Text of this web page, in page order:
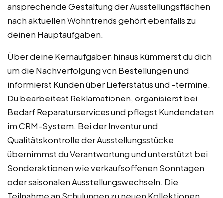
ansprechende Gestaltung der Ausstellungsflächen
nach aktuellen Wohntrends gehört ebenfalls zu
deinen Hauptaufgaben.
Über deine Kernaufgaben hinaus kümmerst du dich
um die Nachverfolgung von Bestellungen und
informierst Kunden über Lieferstatus und -termine.
Du bearbeitest Reklamationen, organisierst bei
Bedarf Reparaturservices und pflegst Kundendaten
im CRM-System. Bei der Inventur und
Qualitätskontrolle der Ausstellungsstücke
übernimmst du Verantwortung und unterstützt bei
Sonderaktionen wie verkaufsoffenen Sonntagen
oder saisonalen Ausstellungswechseln. Die
Teilnahme an Schulungen zu neuen Kollektionen